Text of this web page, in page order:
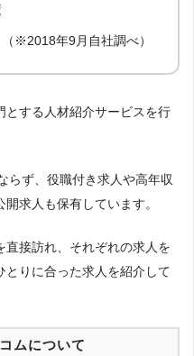
0件
※2018年9月自社調べ）
とする人材紹介サービスを行
らず、役職付き求人や高年収
求人も保有しています。
接訪れ、それぞれの求人を
りに合った求人を紹介して
ムについて